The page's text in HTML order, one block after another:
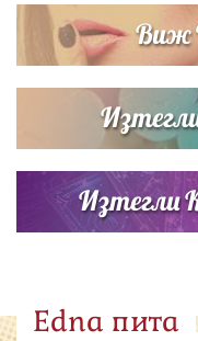
Виж
Изтегли
Edna пита